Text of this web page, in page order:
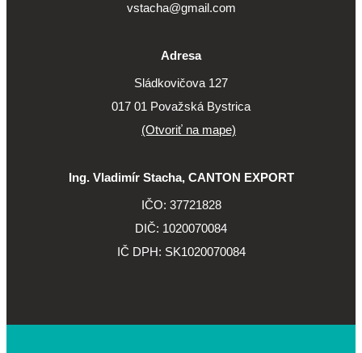
vstacha@gmail.com
Adresa
Sládkovičova 127
017 01 Považská Bystrica
(Otvoriť na mape)
Ing. Vladimír Stacha, CANTON EXPORT
IČO: 37721828
DIČ: 1020070084
IČ DPH: SK1020070084